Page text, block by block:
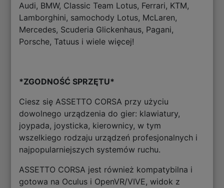
Audi, BMW, Classic Team Lotus, Ferrari, KTM,
Lamborghini, samochody Lotus, McLaren,
Mercedes, Scuderia Glickenhaus, Pagani,
Porsche, Tatuus i wiele więcej!
*ZGODNOŚĆ SPRZĘTU*
Ciesz się ASSETTO CORSA przy użyciu
dowolnego urządzenia do gier: klawiatury,
joypada, joysticka, kierownicy, w tym
wszelkiego rodzaju urządzeń profesjonalnych i
najpopularniejszych systemów ruchu.
ASSETTO CORSA jest również kompatybilna i
gotowa na Oculus i OpenVR/VIVE, widok z